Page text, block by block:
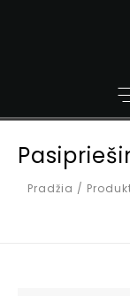
Pradžia /